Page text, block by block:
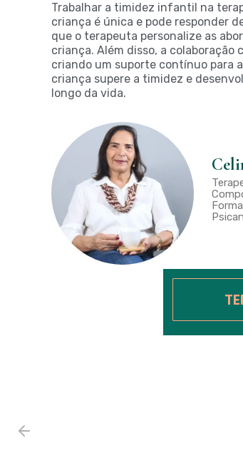
Trabalhar a timidez infantil na
criança é única e pode responder
que o terapeuta personalize as
criança. Além disso, a colaboração
criando um suporte contínuo para
criança supere a timidez e
longo da vida.